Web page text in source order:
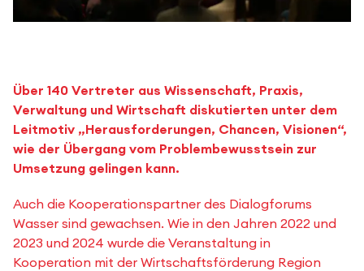
Über 140 Vertreter aus Wissenschaft, Praxis,
Verwaltung und Wirtschaft diskutierten unter dem
Leitmotiv „Herausforderungen, Chancen, Visionen“,
wie der Übergang vom Problembewusstsein zur
Umsetzung gelingen kann.
Auch die Kooperationspartner des Dialogforums
Wasser sind gewachsen. Wie in den Jahren 2022 und
2023 und 2024 wurde die Veranstaltung in
Kooperation mit der Wirtschafts­förderung Region